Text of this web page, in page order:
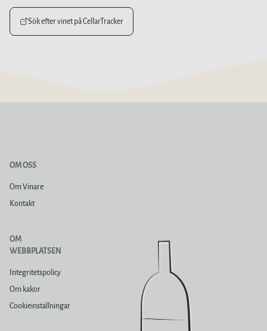
Sök efter vinet på CellarTracker
OM OSS
Om Vinare
Kontakt
OM
WEBBPLATSEN
Integritetspolicy
Om kakor
Cookieinställningar